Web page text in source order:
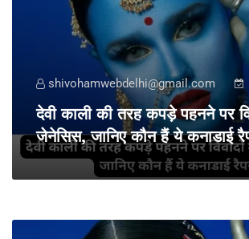
shivohamwebdelhi@gmail.com
देवी काली की तरह कपड़े पहनने पर
जेनेसिस, जानिए कौन हैं ये कनाडाई